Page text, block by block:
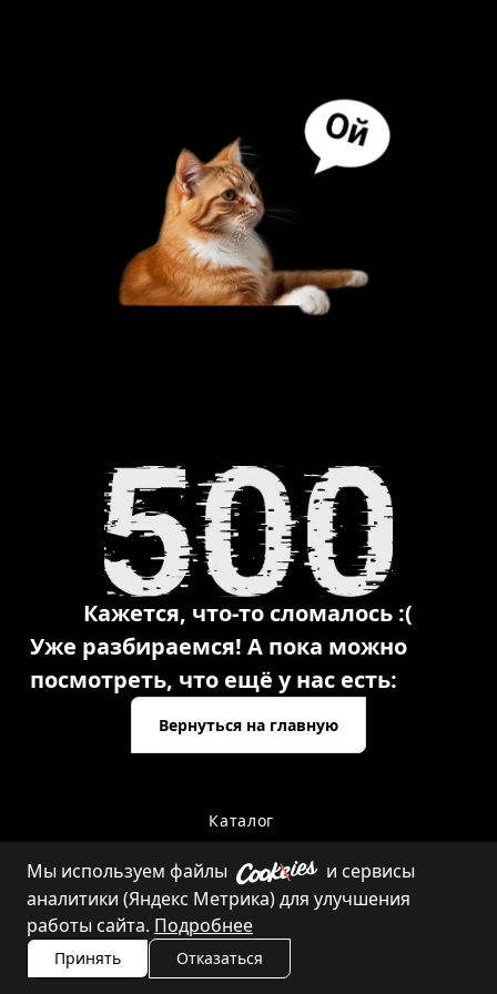
Кажется, что-то сломалось :(
Уже разбираемся! А пока можно
посмотреть, что ещё у нас есть:
Вернуться на главную
Каталог
Контакты
Мы используем файлы
и сервисы
аналитики (Яндекс Метрика) для улучшения
работы сайта. Подробнее
Принять Отказаться